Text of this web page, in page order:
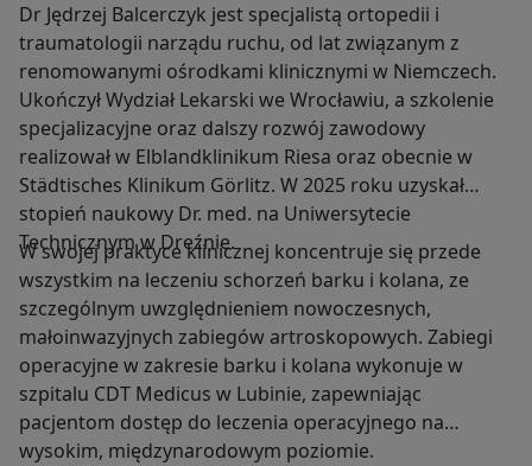
Dr Jędrzej Balcerczyk jest specjalistą ortopedii i
traumatologii narządu ruchu, od lat związanym z
renomowanymi ośrodkami klinicznymi w Niemczech.
Ukończył Wydział Lekarski we Wrocławiu, a szkolenie
specjalizacyjne oraz dalszy rozwój zawodowy
realizował w Elblandklinikum Riesa oraz obecnie w
Städtisches Klinikum Görlitz. W 2025 roku uzyskał
stopień naukowy Dr. med. na Uniwersytecie
Technicznym w Dreźnie.
W swojej praktyce klinicznej koncentruje się przede
wszystkim na leczeniu schorzeń barku i kolana, ze
szczególnym uwzględnieniem nowoczesnych,
małoinwazyjnych zabiegów artroskopowych. Zabiegi
operacyjne w zakresie barku i kolana wykonuje w
szpitalu CDT Medicus w Lubinie, zapewniając
pacjentom dostęp do leczenia operacyjnego na
wysokim, międzynarodowym poziomie.